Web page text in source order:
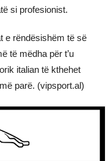
si profesionist.
e rëndësishëm të së
të mëdha për t’u
italian të kthehet
parë. (vipsport.al)